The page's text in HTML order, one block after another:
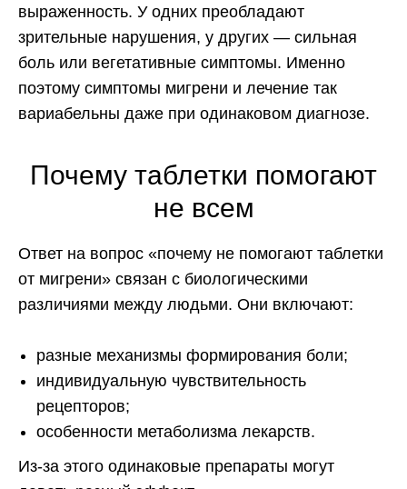
выраженность. У одних преобладают
зрительные нарушения, у других — сильная
боль или вегетативные симптомы. Именно
поэтому симптомы мигрени и лечение так
вариабельны даже при одинаковом диагнозе.
Почему таблетки помогают
не всем
Ответ на вопрос «почему не помогают таблетки
от мигрени» связан с биологическими
различиями между людьми. Они включают:
разные механизмы формирования боли;
индивидуальную чувствительность
рецепторов;
особенности метаболизма лекарств.
Из-за этого одинаковые препараты могут